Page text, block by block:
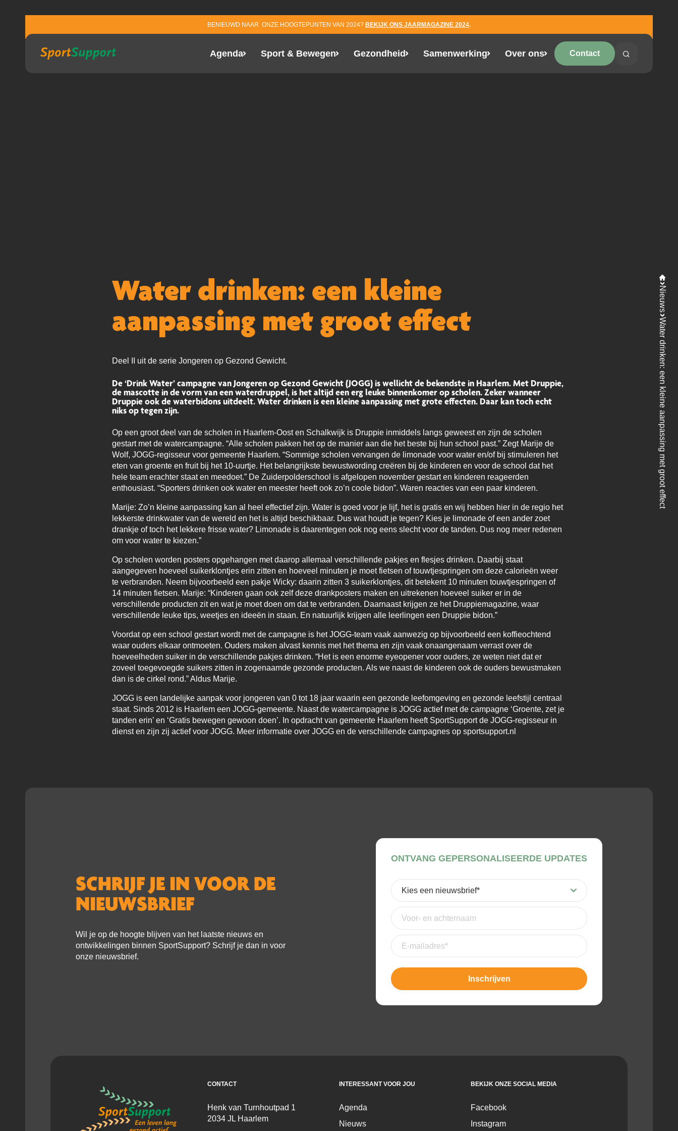
BENIEUWD NAAR ONZE HOOGTEPUNTEN VAN 2024? BEKIJK ONS JAARMAGAZINE 2024.
Agenda Sport & Bewegen Gezondheid Samenwerking Over ons Contact
Search
Nieuws
Water drinken: een kleine aanpassing met groot effect
Water drinken: een kleine
aanpassing met groot effect
Deel II uit de serie Jongeren op Gezond Gewicht.
De ‘Drink Water’ campagne van Jongeren op Gezond Gewicht (JOGG) is wellicht de bekendste in Haarlem. Met Druppie,
de mascotte in de vorm van een waterdruppel, is het altijd een erg leuke binnenkomer op scholen. Zeker wanneer
Druppie ook de waterbidons uitdeelt. Water drinken is een kleine aanpassing met grote effecten. Daar kan toch echt
niks op tegen zijn.
Op een groot deel van de scholen in Haarlem-Oost en Schalkwijk is Druppie inmiddels langs geweest en zijn de scholen
gestart met de watercampagne. “Alle scholen pakken het op de manier aan die het beste bij hun school past.” Zegt Marije de
Wolf, JOGG-regisseur voor gemeente Haarlem. “Sommige scholen vervangen de limonade voor water en/of bij stimuleren het
eten van groente en fruit bij het 10-uurtje. Het belangrijkste bewustwording creëren bij de kinderen en voor de school dat het
hele team erachter staat en meedoet.” De Zuiderpolderschool is afgelopen november gestart en kinderen reageerden
enthousiast. “Sporters drinken ook water en meester heeft ook zo’n coole bidon”. Waren reacties van een paar kinderen.
Marije: Zo’n kleine aanpassing kan al heel effectief zijn. Water is goed voor je lijf, het is gratis en wij hebben hier in de regio het
lekkerste drinkwater van de wereld en het is altijd beschikbaar. Dus wat houdt je tegen? Kies je limonade of een ander zoet
drankje of toch het lekkere frisse water? Limonade is daarentegen ook nog eens slecht voor de tanden. Dus nog meer redenen
om voor water te kiezen.”
Op scholen worden posters opgehangen met daarop allemaal verschillende pakjes en flesjes drinken. Daarbij staat
aangegeven hoeveel suikerklontjes erin zitten en hoeveel minuten je moet fietsen of touwtjespringen om deze calorieën weer
te verbranden. Neem bijvoorbeeld een pakje Wicky: daarin zitten 3 suikerklontjes, dit betekent 10 minuten touwtjespringen of
14 minuten fietsen. Marije: “Kinderen gaan ook zelf deze drankposters maken en uitrekenen hoeveel suiker er in de
verschillende producten zit en wat je moet doen om dat te verbranden. Daarnaast krijgen ze het Druppiemagazine, waar
verschillende leuke tips, weetjes en ideeën in staan. En natuurlijk krijgen alle leerlingen een Druppie bidon.”
Voordat op een school gestart wordt met de campagne is het JOGG-team vaak aanwezig op bijvoorbeeld een koffieochtend
waar ouders elkaar ontmoeten. Ouders maken alvast kennis met het thema en zijn vaak onaangenaam verrast over de
hoeveelheden suiker in de verschillende pakjes drinken. “Het is een enorme eyeopener voor ouders, ze weten niet dat er
zoveel toegevoegde suikers zitten in zogenaamde gezonde producten. Als we naast de kinderen ook de ouders bewustmaken
dan is de cirkel rond.” Aldus Marije.
JOGG is een landelijke aanpak voor jongeren van 0 tot 18 jaar waarin een gezonde leefomgeving en gezonde leefstijl centraal
staat. Sinds 2012 is Haarlem een JOGG-gemeente. Naast de watercampagne is JOGG actief met de campagne ‘Groente, zet je
tanden erin’ en ‘Gratis bewegen gewoon doen’. In opdracht van gemeente Haarlem heeft SportSupport de JOGG-regisseur in
dienst en zijn zij actief voor JOGG. Meer informatie over JOGG en de verschillende campagnes op sportsupport.nl
SCHRIJF JE IN VOOR DE
NIEUWSBRIEF
Wil je op de hoogte blijven van het laatste nieuws en
ontwikkelingen binnen SportSupport? Schrijf je dan in voor
onze nieuwsbrief.
ONTVANG GEPERSONALISEERDE UPDATES
Kies
een
nieuwsbrief(Vereist)
Voor-
en
achternaam
E-
mailadres(Vereist)
CONTACT
Henk van Turnhoutpad 1
2034 JL Haarlem
INTERESSANT VOOR JOU
Agenda
Nieuws
BEKIJK ONZE SOCIAL MEDIA
Facebook
Instagram